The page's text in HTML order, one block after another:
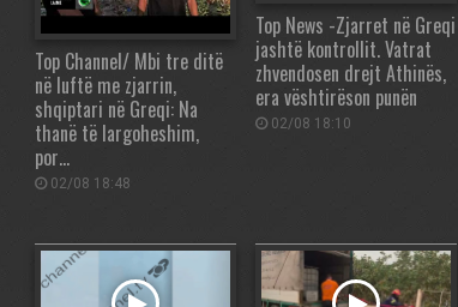
Top Channel/ Mbi tre ditë
në luftë me zjarrin,
shqiptari në Greqi: Na
thanë të largoheshim,
por…
02/08 18:48
Top News -Zjarret në Greqi
jashtë kontrollit. Vatrat
zhvendosen drejt Athinës,
era vështirëson punën
02/08 18:10